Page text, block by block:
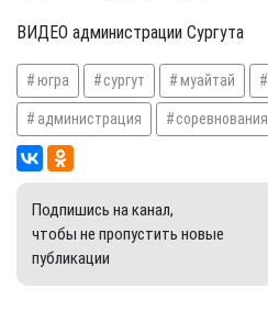
ВИДЕО администрации Сургута
югра сургут муайтай
администрация соревнования
Подпишись на канал,
чтобы не пропустить новые
публикации